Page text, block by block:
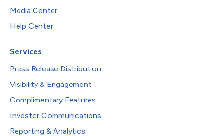
Media Center
Help Center
Services
Press Release Distribution
Visibility & Engagement
Complimentary Features
Investor Communications
Reporting & Analytics